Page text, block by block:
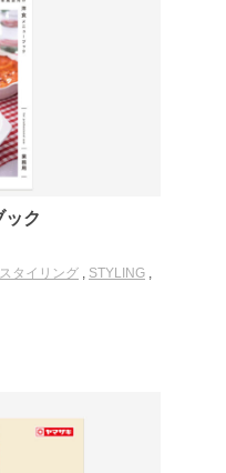
ック
タイリング STYLING